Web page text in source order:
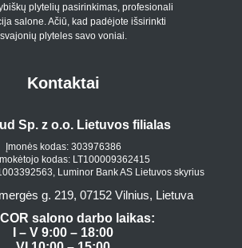
plytelių pasirinkimas, profesionali
salone. Ačiū, kad padėjote išsirinkti
svajonių plyteles savo voniai.
Kontaktai
Sp. z o.o. Lietuvos filialas
Įmonės kodas: 303976386
kodas: LT100009362415
Luminor Bank AS Lietuvos skyrius
g. 219, 07152 Vilnius, Lietuva
salono darbo laikas:
I – V 9:00 – 18:00